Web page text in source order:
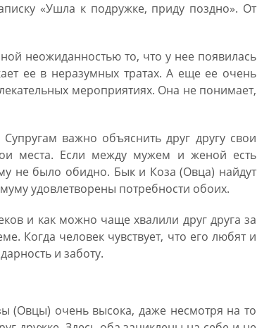
«Ушла к подружке, приду поздно». От
неожиданностью то, что у нее появилась
ее в неразумных тратах. А еще ее очень
мероприятиях. Она не понимает,
важно объяснить друг другу свои
места. Если между мужем и женой есть
не было обидно. Бык и Коза (Овца) найдут
удовлетворены потребности обоих.
и как можно чаще хвалили друг друга за
Когда человек чувствует, что его любят и
и заботу.
(Овцы) очень высока, даже несмотря на то